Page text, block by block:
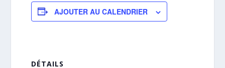
AJOUTER AU CALENDRIER
DÉTAILS